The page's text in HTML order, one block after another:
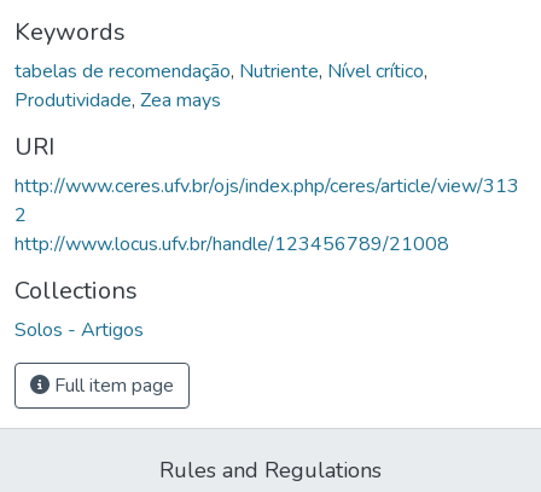
Keywords
tabelas de recomendação, Nutriente, Nível crítico,
Produtividade, Zea mays
URI
http://www.ceres.ufv.br/ojs/index.php/ceres/article/view/313
2
http://www.locus.ufv.br/handle/123456789/21008
Collections
Solos - Artigos
Full item page
Rules and Regulations